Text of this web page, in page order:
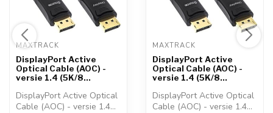
MAXTRACK
DisplayPort Active
Optical Cable (AOC) -
versie 1.4 (5K/8...
DisplayPort Active Optical
Cable (AOC) - versie 1.4
MAXTRACK
DisplayPort Active
Optical Cable (AOC) -
versie 1.4 (5K/8...
DisplayPort Active Optical
Cable (AOC) - versie 1.4